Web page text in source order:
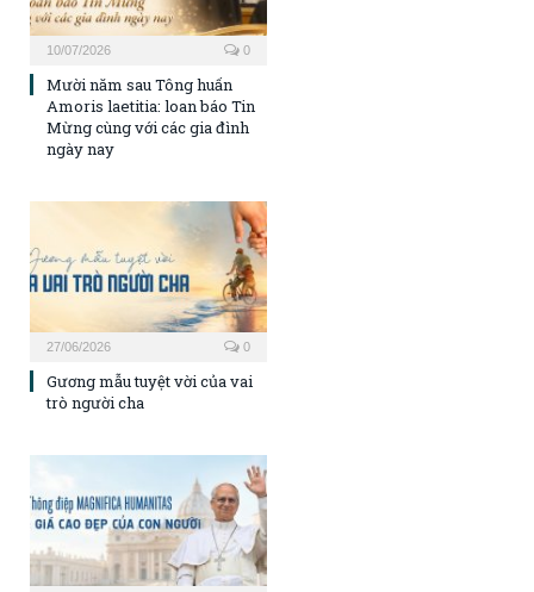
10/07/2026 0
Mười năm sau Tông huấn
Amoris laetitia: loan báo Tin
Mừng cùng với các gia đình
ngày nay
27/06/2026 0
Gương mẫu tuyệt vời của vai
trò người cha